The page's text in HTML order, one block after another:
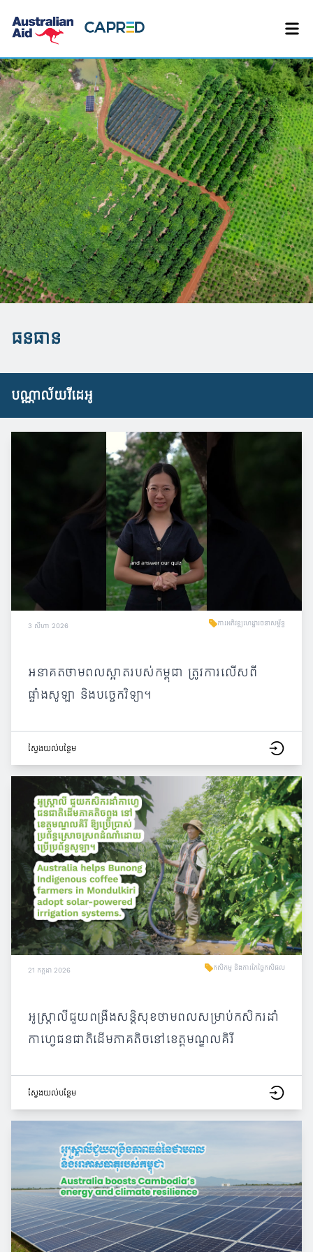
ធនធាន
បណ្ណាល័យវីដេអូ
3 សីហា 2026 ការអភិវឌ្ឍហេដ្ឋារចនាសម្ព័ន្ធ
អនាគតថាមពលស្អាតរបស់កម្ពុជា ត្រូវការលើសពី
ផ្ទាំងសូឡា និងបច្ចេកវិទ្យា។
ស្វែង​យល់​បន្ថែម
21 កក្កដា 2026 កសិកម្ម និងការកែច្នៃកសិផល
អូស្ត្រាលីជួយពង្រឹងសន្តិសុខថាមពលសម្រាប់កសិករដាំ
កាហ្វេជនជាតិដើមភាគតិចនៅខេត្តមណ្ឌលគិរី
ស្វែង​យល់​បន្ថែម